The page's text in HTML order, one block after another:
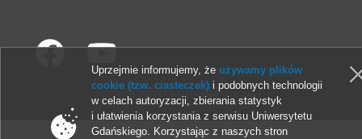
© 2013-2026 Uniwersytet Gdański
Uprzejmie informujemy, że używamy plików
cookie (tzw. ciasteczek) i podobnych technologii
w celach autoryzacji, zbierania statystyk
i ułatwienia korzystania z serwisu Uniwersytetu
Gdańskiego. Korzystając z naszych stron